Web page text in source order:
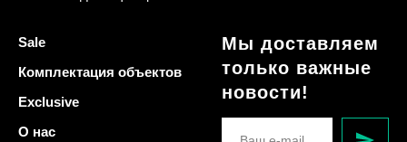
Sale
Комплектация объектов
Exclusive
О нас
Мы доставляем
только важные
новости!